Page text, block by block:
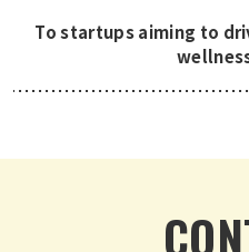
To startups aiming to